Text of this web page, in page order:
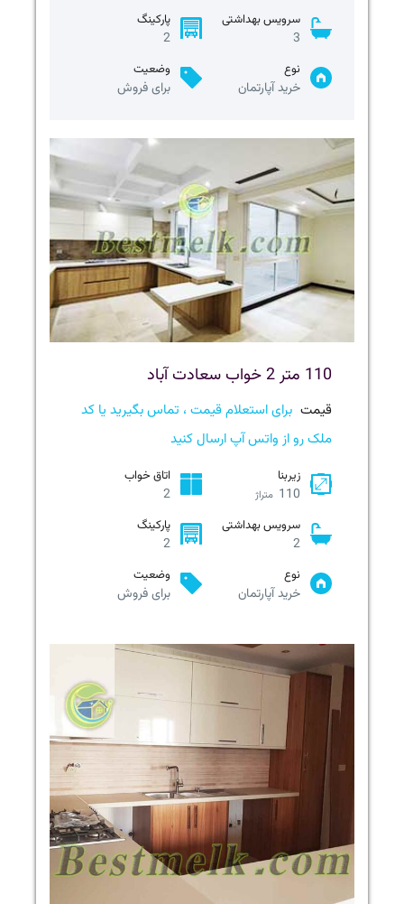
سرویس بهداشتی
3
پارکینگ
2
نوع
خرید آپارتمان
وضعیت
برای فروش
110 متر 2 خواب سعادت آباد
قیمت برای استعلام قیمت ، تماس بگیرید یا کد
ملک رو از واتس آپ ارسال کنید
زیربنا
110 متراژ
اتاق خواب
2
سرویس بهداشتی
2
پارکینگ
2
نوع
خرید آپارتمان
وضعیت
برای فروش